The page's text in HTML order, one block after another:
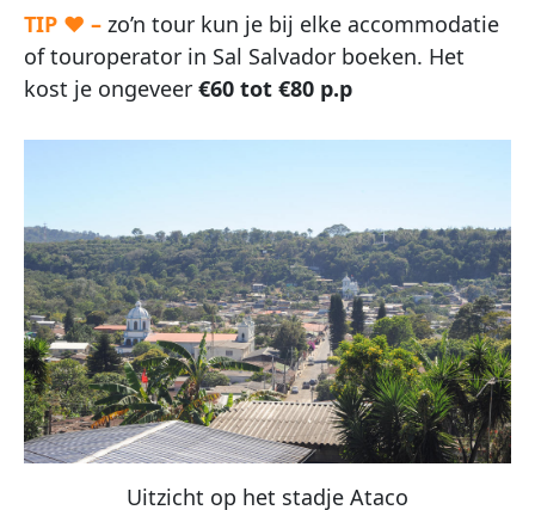
TIP ♥ – zo’n tour kun je bij elke accommodatie
of touroperator in Sal Salvador boeken. Het
kost je ongeveer €60 tot €80 p.p
Uitzicht op het stadje Ataco